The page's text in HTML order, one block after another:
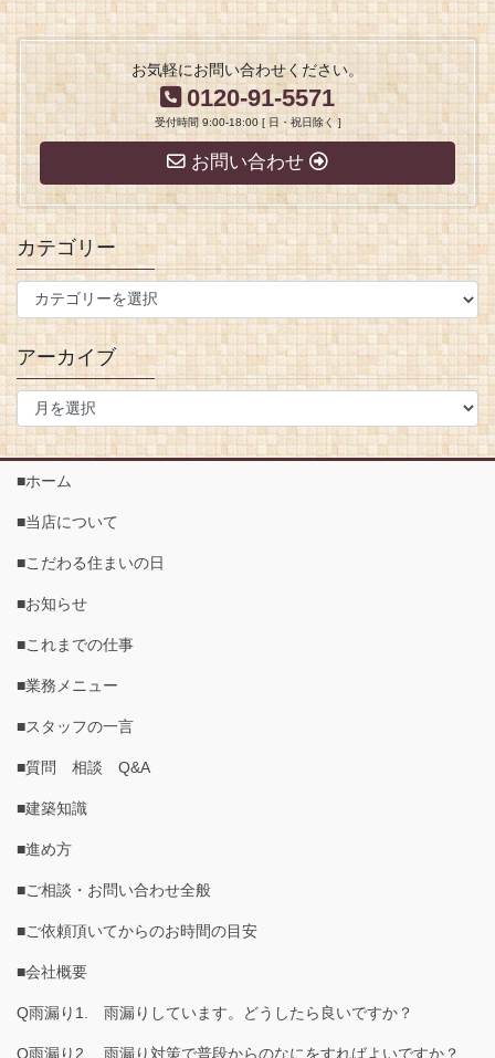
お気軽にお問い合わせください。
0120-91-5571
受付時間 9:00-18:00 [ 日・祝日除く ]
お問い合わせ
カテゴリー
アーカイブ
■ホーム
■当店について
■こだわる住まいの日
■お知らせ
■これまでの仕事
■業務メニュー
■スタッフの一言
■質問 相談 Q&A
■建築知識
■進め方
■ご相談・お問い合わせ全般
■ご依頼頂いてからのお時間の目安
■会社概要
Q雨漏り1. 雨漏りしています。どうしたら良いですか？
Q雨漏り2. 雨漏り対策で普段からのなにをすればよいですか？